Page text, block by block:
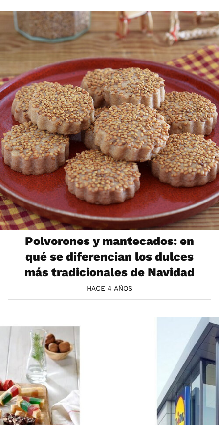
Polvorones y mantecados: en
qué se diferencian los dulces
más tradicionales de Navidad
HACE 4 AÑOS